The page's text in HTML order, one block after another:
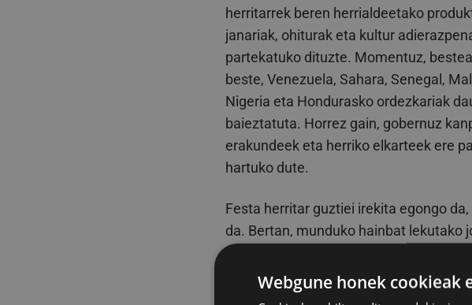
herritarrek beren herrialdeetako
janariak, ohiturak eta kultur
partekatuko dituzte. Momentuz,
beste, Venezuela, Sahara, Senegal,
Nigeria eta Hondurasko ordezkariak
baieztatuta. Horrez gain, gobernuz
erakundeek eta herriko elkarteek ere
hartuko dute.
Festa herritar guztiei irekita egongo
da. Bertan, munduko hainbat lekutako
margotzeko eta bestelako jarduera
Ekimen mota hauek baliagarriak dira
Webgune honek cookieak